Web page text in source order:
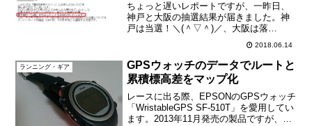
ちょっと遅いレポートですが、一昨日、
神戸と大阪の抽選結果が届きました。神
戸は当選！＼(＾▽＾)／、大阪は落
選・・・（；へ：）神戸は、ようやく初
参戦です。大阪は幸いにも初回に当選し
ましたが、以降は全く当たらずです。ま
あ、１回走れたらラッキーか...
2018.06.14
ランニング・ギア
GPSウォッチのデータでルートと
累積標高差をマップ化
レースに出る際、EPSONのGPSウォッチ
「WristableGPS SF-510T」を愛用してい
ます。2013年11月発売の製品ですが、